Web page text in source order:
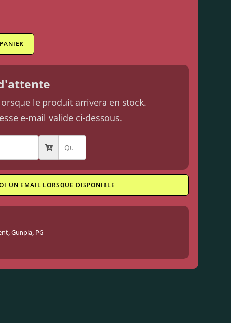
le produit arrivera en stock.
e-mail valide ci-dessous.
UN EMAIL LORSQUE DISPONIBLE
, Gunpla, PG